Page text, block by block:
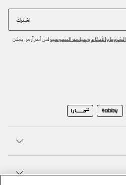
اشترك
الشروط والأحكام وسياسة الخصوصية لدى أندر آرمر. يمكن